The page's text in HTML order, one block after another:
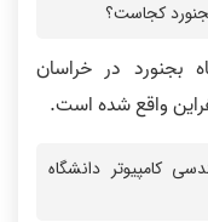
کجاست؟
بجنورد در خراسان
کامپیوتر دانشگاه